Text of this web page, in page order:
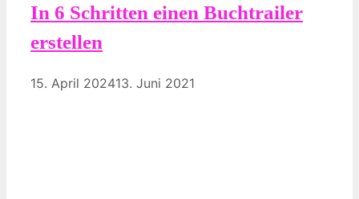
In 6 Schritten einen Buchtrailer
erstellen
15. April 202413. Juni 2021